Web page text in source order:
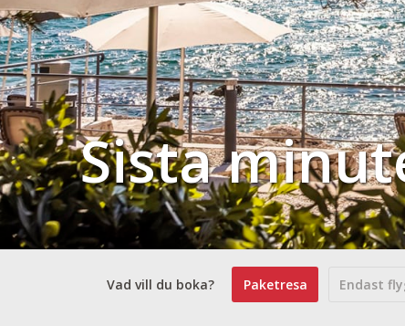
Sista
Vad vill du boka? Paketresa Endast